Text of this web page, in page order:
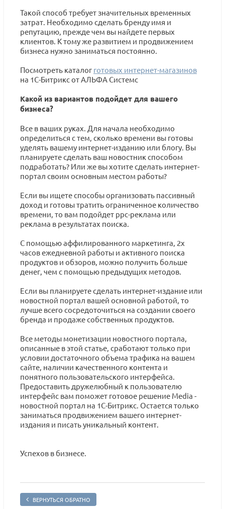
Такой способ требует значительных временных
затрат. Необходимо сделать бренду имя и
репутацию, прежде чем вы найдете первых
клиентов. К тому же развитием и продвижением
бизнеса нужно заниматься постоянно.
Посмотреть каталог готовых интернет-магазинов
на 1С-Битрикс от АЛЬФА Системс
Какой из вариантов подойдет для вашего
бизнеса?
Все в ваших руках. Для начала необходимо
определиться с тем, сколько времени вы готовы
уделять вашему интернет-изданию или блогу. Вы
планируете сделать ваш новостник способом
подработать? Или же вы хотите сделать интернет-
портал своим основным местом работы?
Если вы ищете способы организовать пассивный
доход и готовы тратить ограниченное количество
времени, то вам подойдет ppc-реклама или
реклама в результатах поиска.
С помощью аффилированного маркетинга, 2х
часов ежедневной работы и активного поиска
продуктов и обзоров, можно получить больше
денег, чем с помощью предыдущих методов.
Если вы планируете сделать интернет-издание или
новостной портал вашей основной работой, то
лучше всего сосредоточиться на создании своего
бренда и продаже собственных продуктов.
Все методы монетизации новостного портала,
описанные в этой статье, сработают только при
условии достаточного объема трафика на вашем
сайте, наличии качественного контента и
понятного пользовательского интерфейса.
Предоставить дружелюбный к пользователю
интерфейс вам поможет готовое решение Media -
новостной портал на 1С-Битрикс. Остается только
заниматься продвижением вашего интернет-
издания и писать уникальный контент.
Успехов в бизнесе.
ВЕРНУТЬСЯ ОБРАТНО